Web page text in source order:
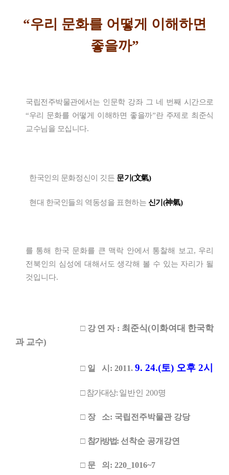
“우리 문화를 어떻게 이해하면
좋을까”
국립전주박물관에서는 인문학 강좌 그 네 번째 시간으로
“우리 문화를 어떻게 이해하면 좋을까”란 주제로 최준식
교수님을 모십니다.
한국인의 문화정신이 깃든 문기(文氣)
현대 한국인들의 역동성을 표현하는 신기(神氣)
를 통해 한국 문화를 큰 맥락 안에서 통찰해 보고, 우리
전북인의 심성에 대해서도 생각해 볼 수 있는 자리가 될
것입니다.
□ 강연자 : 최준식(이화여대 한국학
과 교수)
□ 일 시: 2011. 9. 24.(토) 오후 2시
□참가대상:일반인 200명
□ 장 소: 국립전주박물관 강당
□ 참가방법:선착순 공개강연
□ 문 의: 220_1016~7